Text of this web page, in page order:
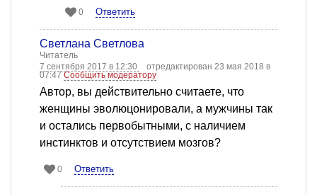
0 Ответить
Светлана Светлова
Читатель
7 сентября 2017 в 12:30
отредактирован 23 мая 2018 в
07:47Сообщить модератору
Автор, вы действительно считаете, что
женщины эволюцонировали, а мужчины так
и остались первобытными, с наличием
инстинктов и отсутствием мозгов?
0 Ответить